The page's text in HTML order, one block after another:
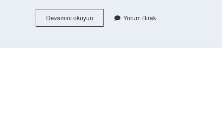
Devamını okuyunBiyoloji
Kaç
Yorum Bırak